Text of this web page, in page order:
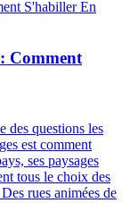
Comment
des questions les
est comment
ses paysages
tous le choix des
rues animées de